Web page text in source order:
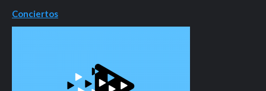
Conciertos